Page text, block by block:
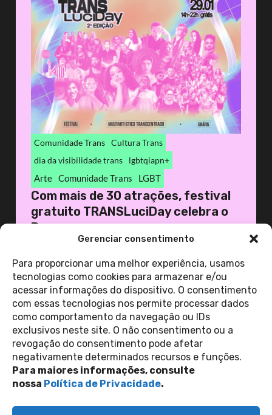
Gerenciar consentimento
Para proporcionar uma melhor experiência, usamos
tecnologias como cookies para armazenar e/ou
acessar informações do dispositivo. O consentimento
com essas tecnologias nos permite processar dados
como comportamento da navegação ou IDs
exclusivos neste site. O não consentimento ou a
revogação do consentimento pode afetar
negativamente determinados recursos e funções.
Para maiores informações, consulte
nossa Política de Privacidade.
Comunidade Trans Cultura Trans
dia da visibilidade trans
lgbtqiapn+
Arte Comunidade Trans LGBT
Com mais de 30 atrações, festival
gratuito TRANSLuciDay celebra o
D...
26 de janeiro de 2026
ver todas as
notícias
Contato
Política de Privacidade
Perguntas Frequentes
copyright 2026